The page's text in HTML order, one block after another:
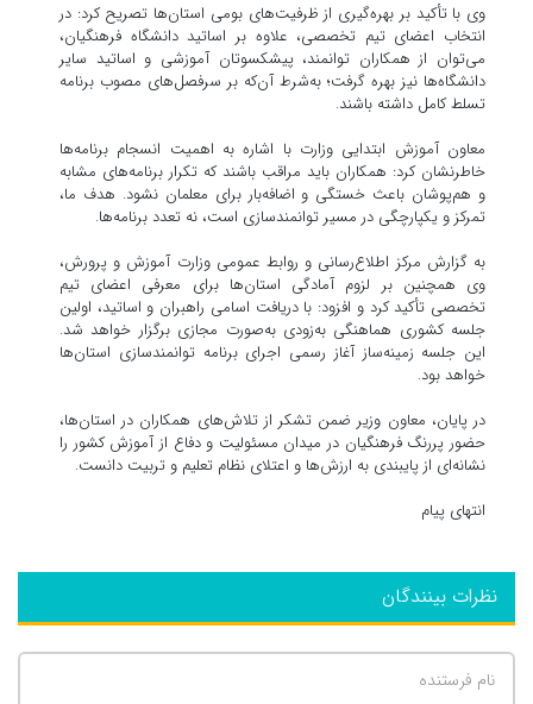
وی با تأکید بر بهره‌گیری از ظرفیت‌های بومی استان‌ها تصریح کرد: در
انتخاب اعضای تیم تخصصی، علاوه بر اساتید دانشگاه فرهنگیان،
می‌توان از همکاران توانمند، پیشکسوتان آموزشی و اساتید سایر
دانشگاه‌ها نیز بهره گرفت؛ به‌شرط آن‌که بر سرفصل‌های مصوب برنامه
تسلط کامل داشته باشند.
معاون آموزش ابتدایی وزارت با اشاره به اهمیت انسجام برنامه‌ها
خاطرنشان کرد: همکاران باید مراقب باشند که تکرار برنامه‌های مشابه
و هم‌پوشان باعث خستگی و اضافه‌بار برای معلمان نشود. هدف ما،
تمرکز و یکپارچگی در مسیر توانمندسازی است، نه تعدد برنامه‌ها.
به گزارش مرکز اطلاع‌رسانی و روابط عمومی وزارت آموزش و پرورش،
وی همچنین بر لزوم آمادگی استان‌ها برای معرفی اعضای تیم
تخصصی تأکید کرد و افزود: با دریافت اسامی راهبران و اساتید، اولین
جلسه کشوری هماهنگی به‌زودی به‌صورت مجازی برگزار خواهد شد.
این جلسه زمینه‌ساز آغاز رسمی اجرای برنامه توانمندسازی استان‌ها
خواهد بود.
در پایان، معاون وزیر ضمن تشکر از تلاش‌های همکاران در استان‌ها،
حضور پررنگ فرهنگیان در میدان مسئولیت و دفاع از آموزش کشور را
نشانه‌ای از پایبندی به ارزش‌ها و اعتلای نظام تعلیم و تربیت دانست.
انتهای پیام
نظرات بینندگان